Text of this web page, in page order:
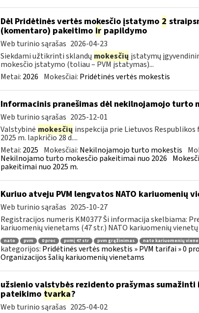
Dėl Pridėtinės vertės mokesčio įstatymo 2
(komentaro) pakeitimo irpapildymo
Web turinio sąrašas 2026-04-23
Siekdami užtikrinti sklandų mokesčių įstatymų
mokesčio įstatymo (toliau – PVM įstatymas)...
Metai: 2026 Mokesčiai: Pridėtinės vertės mokestis
Informacinis pranešimas dėl nekilnojamojo turto
Web turinio sąrašas 2025-12-01
Valstybinė mokesčių inspekcija prie Lietuvos
2025 m. lapkričio 28 d....
Metai: 2025 Mokesčiai: Nekilnojamojo turto mokestis
Nekilnojamo turto mokesčio pakeitimai nuo 2026
pakeitimai nuo 2025 m.
Kuriuo atveju PVM lengvatos NATO kariuomenių
Web turinio sąrašas 2025-10-27
Registracijos numeris KM0377 Ši informacija skelbiama:
kariuomenių vienetams (47 str.) NATO kariuomenių
nato pvm 0 proc pvmį 47 str pvm grąžinimas nato kariuomenių
kategorijos: Pridėtinės vertės mokestis » PVM tarifai » 0
Organizacijos šalių kariuomenių vienetams
užsienio valstybės rezidento prašymas sumažinti
pateikimo tvarka?
Web turinio sąrašas 2025-04-02